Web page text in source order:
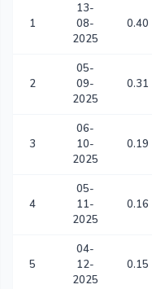
1
13-
08-
2025
0.40
2
05-
09-
2025
0.31
3
06-
10-
2025
0.19
4
05-
11-
2025
0.16
5
04-
12-
2025
0.15